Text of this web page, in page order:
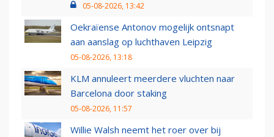
05-08-2026, 13:42
Oekraïense Antonov mogelijk ontsnapt
aan aanslag op luchthaven Leipzig
05-08-2026, 13:18
KLM annuleert meerdere vluchten naar
Barcelona door staking
05-08-2026, 11:57
Willie Walsh neemt het roer over bij